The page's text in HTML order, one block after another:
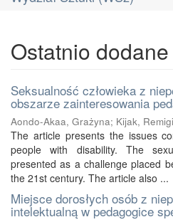
Ostatnio dodane
Seksualność człowieka z
obszarze zainteresowania
Aondo-Akaa, Grażyna; Kijak,
The article presents the issues
people with disability. The
presented as a challenge placed
the 21st century. The article also ...
Miejsce dorosłych osób z
intelektualną w pedagogice